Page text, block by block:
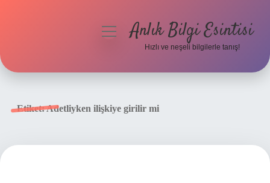
menüyüAnlık Bilgi Esintisi
Hızlı ve neşeli bilgilerle tanış!
Etiket:Adetliyken ilişkiye girilir mi